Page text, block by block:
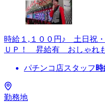
時給１,１００円♪ 土日祝
ＵＰ！ 昇給有 おしゃれ
パチンコ店スタッフ
勤務地